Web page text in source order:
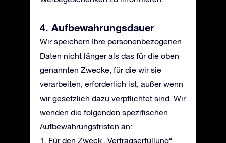
4. Aufbewahrungsdauer
Wir speichern Ihre personenbezogenen
Daten nicht länger als das für die oben
genannten Zwecke, für die wir sie
verarbeiten, erforderlich ist, außer wenn
wir gesetzlich dazu verpflichtet sind. Wir
wenden die folgenden spezifischen
Aufbewahrungsfristen an:
1. Für den Zweck „Vertragserfüllung“